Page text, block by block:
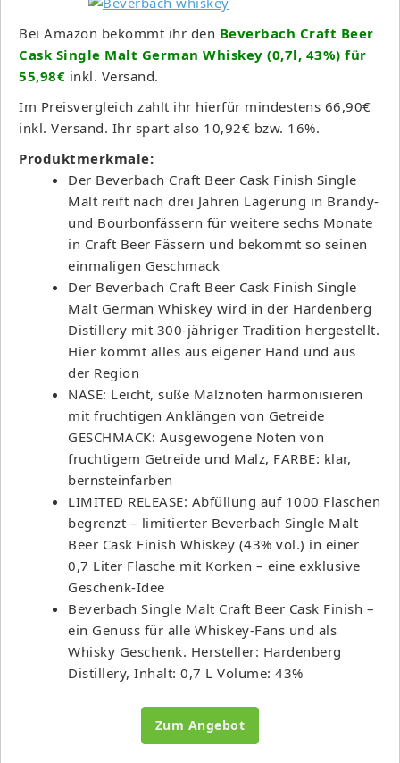
Bei Amazon bekommt ihr den Beverbach Craft Beer
Cask Single Malt German Whiskey (0,7l, 43%) für
55,98€ inkl. Versand.
Im Preisvergleich zahlt ihr hierfür mindestens 66,90€
inkl. Versand. Ihr spart also 10,92€ bzw. 16%.
Produktmerkmale:
Der Beverbach Craft Beer Cask Finish Single
Malt reift nach drei Jahren Lagerung in Brandy-
und Bourbonfässern für weitere sechs Monate
in Craft Beer Fässern und bekommt so seinen
einmaligen Geschmack
Der Beverbach Craft Beer Cask Finish Single
Malt German Whiskey wird in der Hardenberg
Distillery mit 300-jähriger Tradition hergestellt.
Hier kommt alles aus eigener Hand und aus
der Region
NASE: Leicht, süße Malznoten harmonisieren
mit fruchtigen Anklängen von Getreide
GESCHMACK: Ausgewogene Noten von
fruchtigem Getreide und Malz, FARBE: klar,
bernsteinfarben
LIMITED RELEASE: Abfüllung auf 1000 Flaschen
begrenzt – limitierter Beverbach Single Malt
Beer Cask Finish Whiskey (43% vol.) in einer
0,7 Liter Flasche mit Korken – eine exklusive
Geschenk-Idee
Beverbach Single Malt Craft Beer Cask Finish –
ein Genuss für alle Whiskey-Fans und als
Whisky Geschenk. Hersteller: Hardenberg
Distillery, Inhalt: 0,7 L Volume: 43%
Zum Angebot